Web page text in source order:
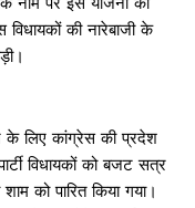
की नारेबाजी के
के लिए कांग्रेस की प्रदेश
विधायकों को बजट सत्र
को पारित किया गया।